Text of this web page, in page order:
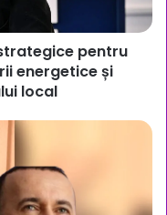
pentru
energetice și
local